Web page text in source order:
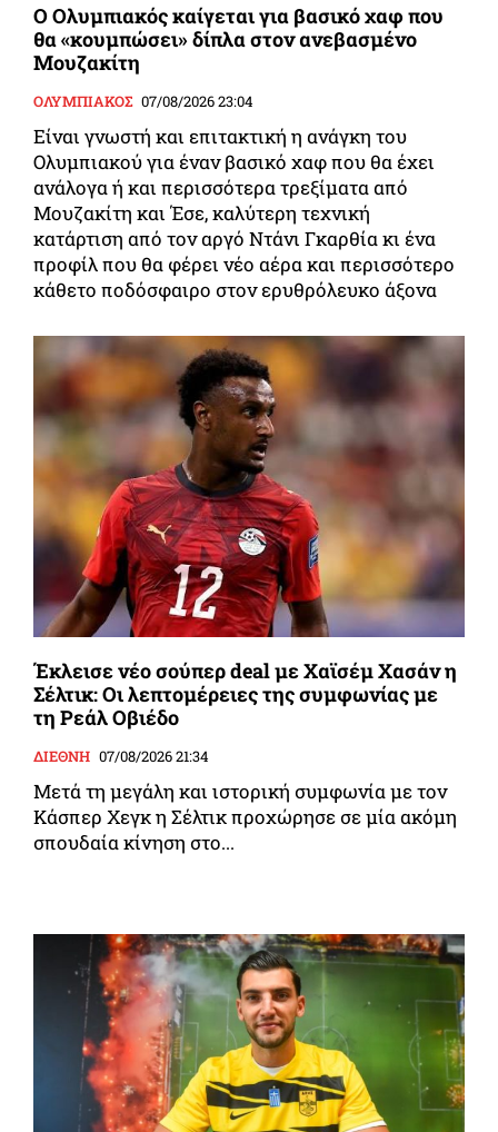
Ο Ολυμπιακός καίγεται για βασικό χαφ που
θα «κουμπώσει» δίπλα στον ανεβασμένο
Μουζακίτη
ΟΛΥΜΠΙΑΚΟΣ 07/08/2026 23:04
Είναι γνωστή και επιτακτική η ανάγκη του
Ολυμπιακού για έναν βασικό χαφ που θα έχει
ανάλογα ή και περισσότερα τρεξίματα από
Μουζακίτη και Έσε, καλύτερη τεχνική
κατάρτιση από τον αργό Ντάνι Γκαρθία κι ένα
προφίλ που θα φέρει νέο αέρα και περισσότερο
κάθετο ποδόσφαιρο στον ερυθρόλευκο άξονα
Έκλεισε νέο σούπερ deal με Χαϊσέμ Χασάν η
Σέλτικ: Οι λεπτομέρειες της συμφωνίας με
τη Ρεάλ Οβιέδο
ΔΙΕΘΝΗ 07/08/2026 21:34
Μετά τη μεγάλη και ιστορική συμφωνία με τον
Κάσπερ Χεγκ η Σέλτικ προχώρησε σε μία ακόμη
σπουδαία κίνηση στο...